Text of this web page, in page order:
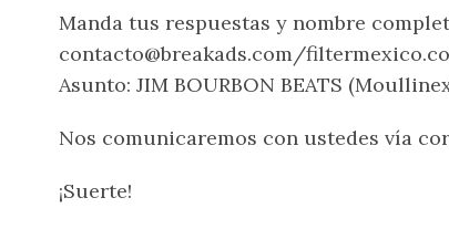
Manda tus respuestas y nombre
contacto@breakads.com/
Asunto: JIM BOURBON BEATS
Nos comunicaremos con ustedes vía
¡Suerte!